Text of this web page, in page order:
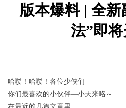
版本爆料 | 全
法”即
哈喽！哈喽！各位少侠们
你们最喜欢的小伙伴—小天来咯～
在最近的几篇文章里